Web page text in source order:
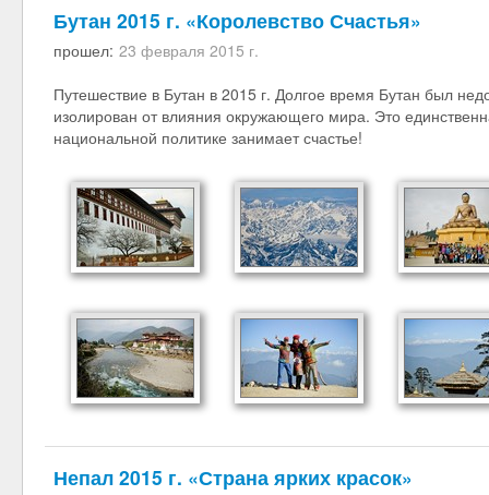
Бутан 2015 г. «Королевство Счастья»
прошел: 23 февраля 2015 г.
Путешествие в Бутан в 2015 г. Долгое время Бутан был
изолирован от влияния окружающего мира. Это
национальной политике занимает счастье!
Непал 2015 г. «Страна ярких красок»